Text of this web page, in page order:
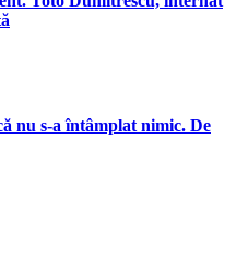
nu s-a întâmplat nimic. De